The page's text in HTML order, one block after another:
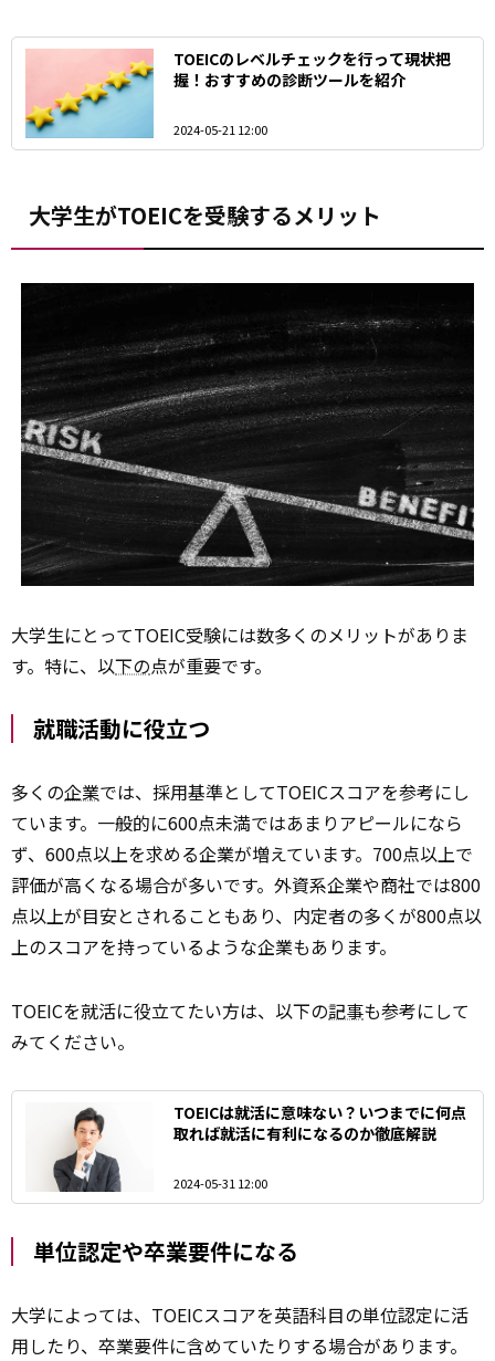
TOEICのレベルチェックを行って現状把
握！おすすめの診断ツールを紹介
2024-05-21 12:00
大学生がTOEICを受験するメリット
大学生にとってTOEIC受験には数多くのメリットがありま
す。特に、以下の点が重要です。
就職活動に役立つ
多くの企業では、採用基準としてTOEICスコアを参考にし
ています。一般的に600点未満ではあまりアピールになら
ず、600点以上を求める企業が増えています。700点以上で
評価が高くなる場合が多いです。外資系企業や商社では800
点以上が目安とされることもあり、内定者の多くが800点以
上のスコアを持っているような企業もあります。
TOEICを就活に役立てたい方は、以下の記事も参考にして
みてください。
TOEICは就活に意味ない？いつまでに何点
取れば就活に有利になるのか徹底解説
2024-05-31 12:00
単位認定や卒業要件になる
大学によっては、TOEICスコアを英語科目の単位認定に活
用したり、卒業要件に含めていたりする場合があります。